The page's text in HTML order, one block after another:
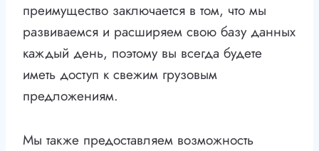
преимущество заключается в том, что мы
развиваемся и расширяем свою базу данных
каждый день, поэтому вы всегда будете
иметь доступ к свежим грузовым
предложениям.
Мы также предоставляем возможность